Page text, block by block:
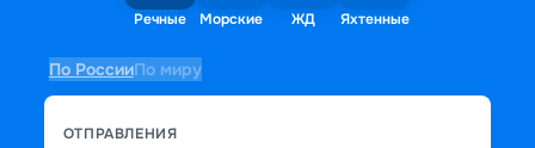
Речные Морские ЖД Яхтенные
По РоссииПо миру
ОТПРАВЛЕНИЯ